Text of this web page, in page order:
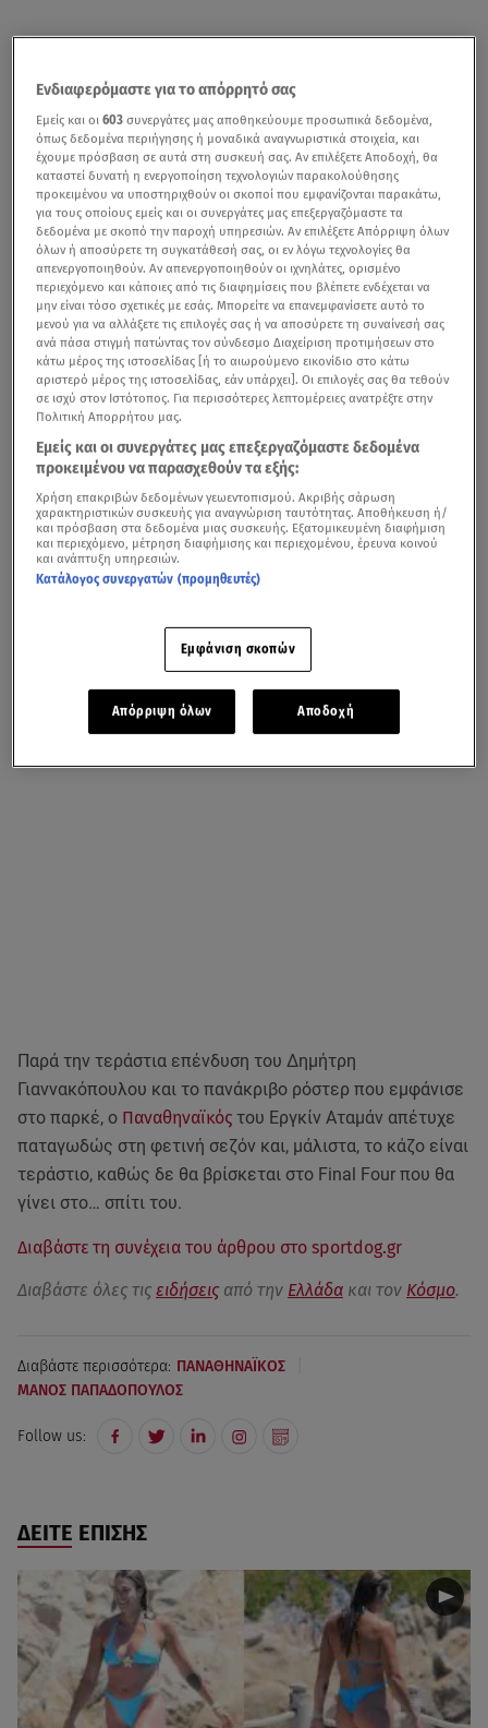
Παρά την τεράστια επένδυση του Δημήτρη
Γιαννακόπουλου και το πανάκριβο ρόστερ που εμφάνισε
στο παρκέ, ο Παναθηναϊκός του Εργκίν Αταμάν απέτυχε
παταγωδώς στη φετινή σεζόν και, μάλιστα, το κάζο είναι
τεράστιο, καθώς δε θα βρίσκεται στο Final Four που θα
γίνει στο… σπίτι του.
Διαβάστε τη συνέχεια του άρθρου στο sportdog.gr
Διαβάστε όλες τις ειδήσεις από την Ελλάδα και τον Κόσμο.
Διαβάστε περισσότερα: ΠΑΝΑΘΗΝΑΪΚΟΣ
ΜΑΝΟΣ ΠΑΠΑΔΟΠΟΥΛΟΣ
Follow us:
ΔΕΙΤΕ ΕΠΙΣΗΣ
Ενδιαφερόμαστε για το απόρρητό σας
Εμείς και οι603 συνεργάτες μας αποθηκεύουμε προσωπικά δεδομένα,
όπως δεδομένα περιήγησης ή μοναδικά αναγνωριστικά στοιχεία, και
έχουμε πρόσβαση σε αυτά στη συσκευή σας. Αν επιλέξετε Αποδοχή, θα
καταστεί δυνατή η ενεργοποίηση τεχνολογιών παρακολούθησης
προκειμένου να υποστηριχθούν οι σκοποί που εμφανίζονται παρακάτω,
για τους οποίους εμείς και οι συνεργάτες μας επεξεργαζόμαστε τα
δεδομένα με σκοπό την παροχή υπηρεσιών. Αν επιλέξετε Απόρριψη όλων
όλων ή αποσύρετε τη συγκατάθεσή σας, οι εν λόγω τεχνολογίες θα
απενεργοποιηθούν. Αν απενεργοποιηθούν οι ιχνηλάτες, ορισμένο
περιεχόμενο και κάποιες από τις διαφημίσεις που βλέπετε ενδέχεται να
μην είναι τόσο σχετικές με εσάς. Μπορείτε να επανεμφανίσετε αυτό το
μενού για να αλλάξετε τις επιλογές σας ή να αποσύρετε τη συναίνεσή σας
ανά πάσα στιγμή πατώντας τον σύνδεσμο Διαχείριση προτιμήσεων στο
κάτω μέρος της ιστοσελίδας [ή το αιωρούμενο εικονίδιο στο κάτω
αριστερό μέρος της ιστοσελίδας, εάν υπάρχει]. Οι επιλογές σας θα τεθούν
σε ισχύ στον Ιστότοπος. Για περισσότερες λεπτομέρειες ανατρέξτε στην
Πολιτική Απορρήτου μας.
Εμείς και οι συνεργάτες μας επεξεργαζόμαστε δεδομένα
προκειμένου να παρασχεθούν τα εξής:
Χρήση επακριβών δεδομένων γεωεντοπισμού. Ακριβής σάρωση
χαρακτηριστικών συσκευής για αναγνώριση ταυτότητας. Αποθήκευση ή/
και πρόσβαση στα δεδομένα μιας συσκευής. Εξατομικευμένη διαφήμιση
και περιεχόμενο, μέτρηση διαφήμισης και περιεχομένου, έρευνα κοινού
και ανάπτυξη υπηρεσιών.
Κατάλογος συνεργατών (προμηθευτές)
Εμφάνιση σκοπών
Απόρριψη όλων Αποδοχή